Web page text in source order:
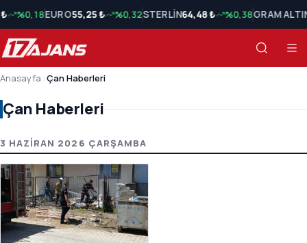
%0,18EURO55,25 ₺ %0,32STERLİN64,48 ₺ %0,38GRAM
Anasayfa Çan Haberleri
Çan Haberleri
Çan Haberleri Son Haberler
3 HAZIRAN 2026 ÇARŞAMBA